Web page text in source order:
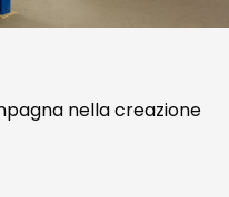
nella creazione